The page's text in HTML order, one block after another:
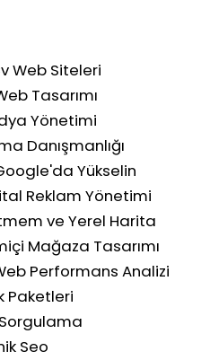
Web Siteleri
Tasarımı
Yönetimi
Danışmanlığı
Yükselin
Reklam Yönetimi
ve Yerel Harita
Mağaza Tasarımı
Performans Analizi
Paketleri
Seo